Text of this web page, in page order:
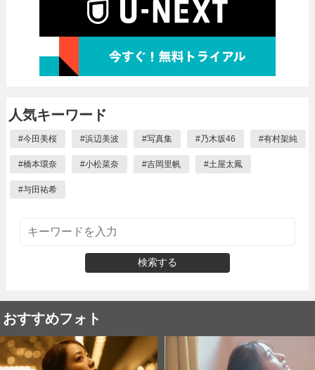
人気キーワード
#今田美桜 #浜辺美波 #写真集 #乃木坂46 #有村架純
#橋本環奈 #小松菜奈 #吉岡里帆 #土屋太鳳
#与田祐希
検索する
おすすめフォト